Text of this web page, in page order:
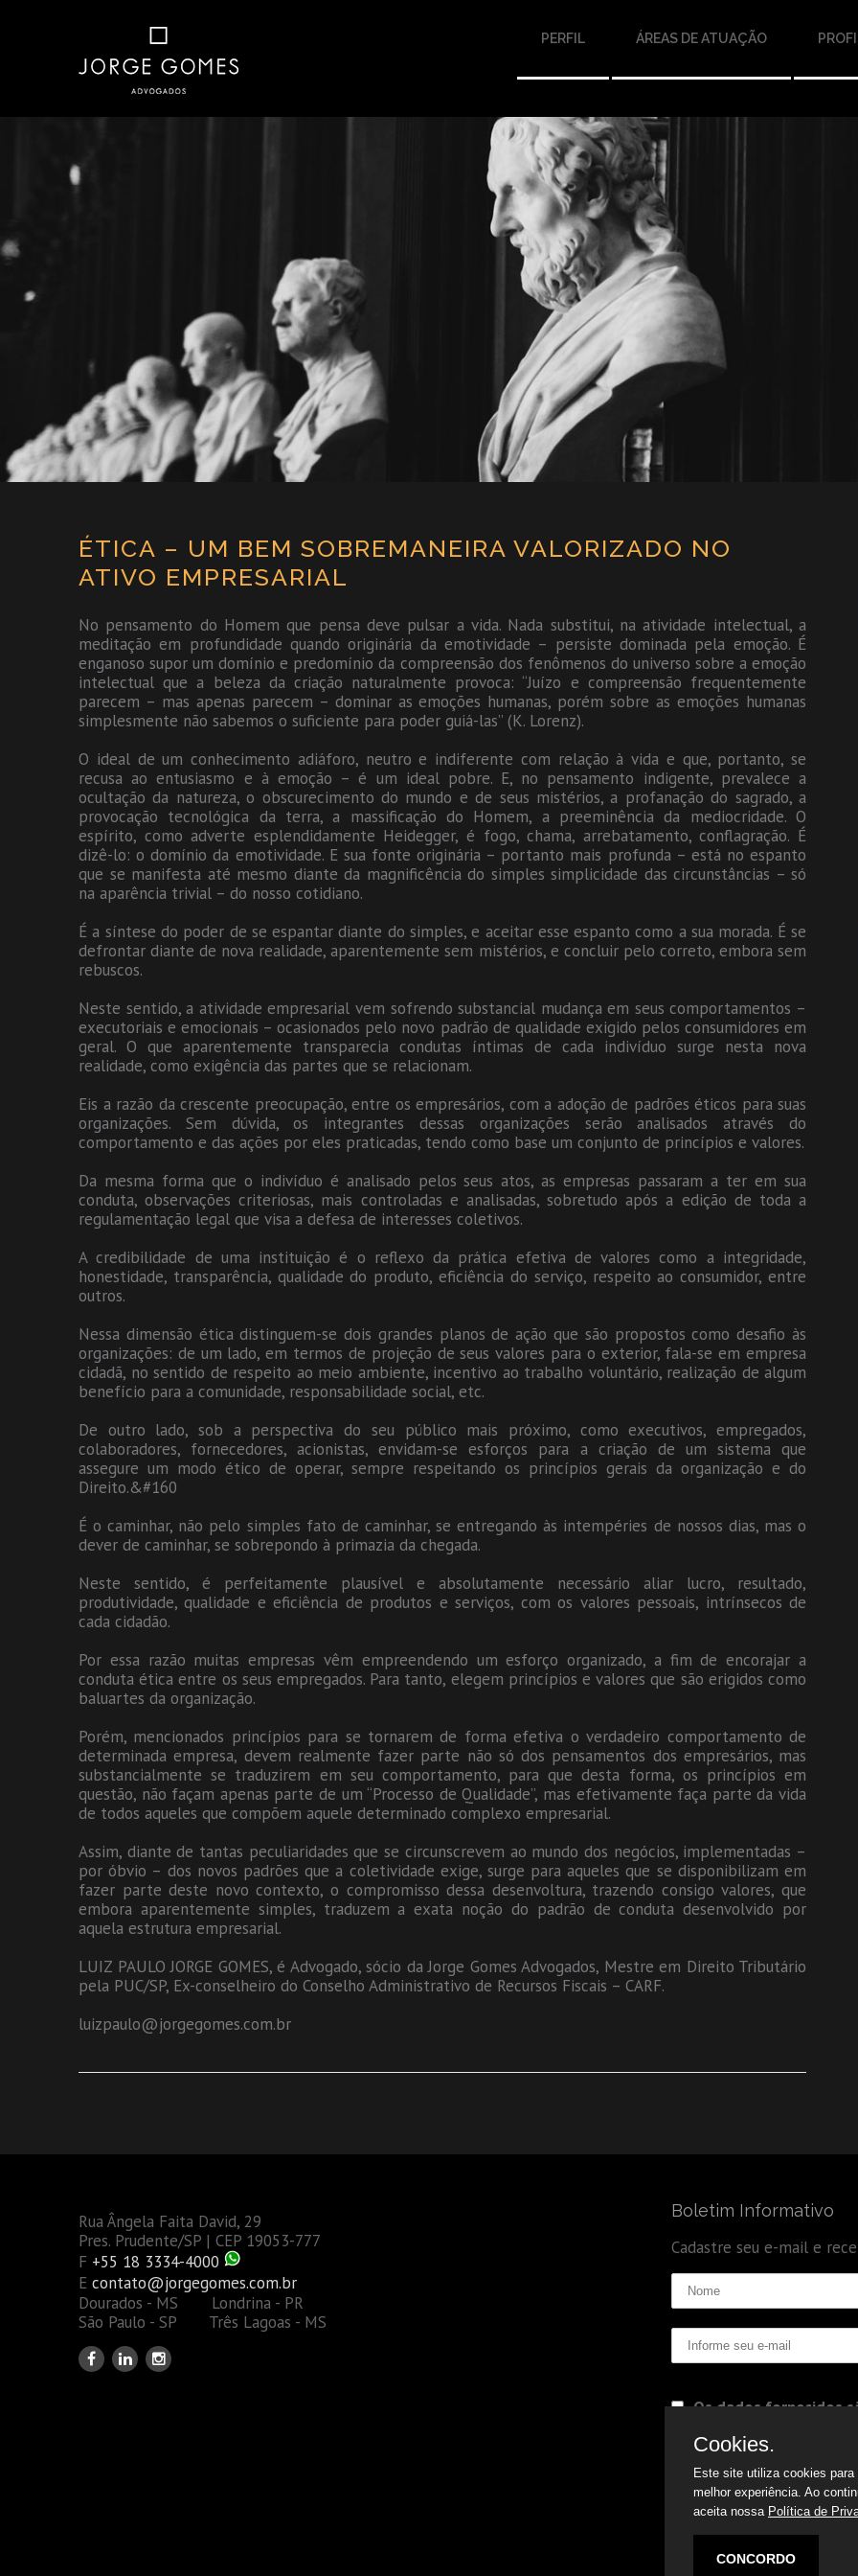
PERFIL ÁREAS DE ATUAÇÃO
ÉTICA – UM BEM SOBREMANEIRA VALORIZADO NO
ATIVO EMPRESARIAL
No pensamento do Homem que pensa deve pulsar a vida. Nada substitui, na atividade intelectual, a
meditação em profundidade quando originária da emotividade – persiste dominada pela emoção. É
enganoso supor um domínio e predomínio da compreensão dos fenômenos do universo sobre a emoção
intelectual que a beleza da criação naturalmente provoca: “Juízo e compreensão frequentemente
parecem – mas apenas parecem – dominar as emoções humanas, porém sobre as emoções humanas
simplesmente não sabemos o suficiente para poder guiá-las” (K. Lorenz).
O ideal de um conhecimento adiáforo, neutro e indiferente com relação à vida e que, portanto, se
recusa ao entusiasmo e à emoção – é um ideal pobre. E, no pensamento indigente, prevalece a
ocultação da natureza, o obscurecimento do mundo e de seus mistérios, a profanação do sagrado, a
provocação tecnológica da terra, a massificação do Homem, a preeminência da mediocridade. O
espírito, como adverte esplendidamente Heidegger, é fogo, chama, arrebatamento, conflagração. É
dizê-lo: o domínio da emotividade. E sua fonte originária – portanto mais profunda – está no espanto
que se manifesta até mesmo diante da magnificência do simples simplicidade das circunstâncias – só
na aparência trivial – do nosso cotidiano.
É a síntese do poder de se espantar diante do simples, e aceitar esse espanto como a sua morada. É se
defrontar diante de nova realidade, aparentemente sem mistérios, e concluir pelo correto, embora sem
rebuscos.
Neste sentido, a atividade empresarial vem sofrendo substancial mudança em seus comportamentos –
executoriais e emocionais – ocasionados pelo novo padrão de qualidade exigido pelos consumidores em
geral. O que aparentemente transparecia condutas íntimas de cada indivíduo surge nesta nova
realidade, como exigência das partes que se relacionam.
Eis a razão da crescente preocupação, entre os empresários, com a adoção de padrões éticos para suas
organizações. Sem dúvida, os integrantes dessas organizações serão analisados através do
comportamento e das ações por eles praticadas, tendo como base um conjunto de princípios e valores.
Da mesma forma que o indivíduo é analisado pelos seus atos, as empresas passaram a ter em sua
conduta, observações criteriosas, mais controladas e analisadas, sobretudo após a edição de toda a
regulamentação legal que visa a defesa de interesses coletivos.
A credibilidade de uma instituição é o reflexo da prática efetiva de valores como a integridade,
honestidade, transparência, qualidade do produto, eficiência do serviço, respeito ao consumidor, entre
outros.
Nessa dimensão ética distinguem-se dois grandes planos de ação que são propostos como desafio às
organizações: de um lado, em termos de projeção de seus valores para o exterior, fala-se em empresa
cidadã, no sentido de respeito ao meio ambiente, incentivo ao trabalho voluntário, realização de algum
benefício para a comunidade, responsabilidade social, etc.
De outro lado, sob a perspectiva do seu público mais próximo, como executivos, empregados,
colaboradores, fornecedores, acionistas, envidam-se esforços para a criação de um sistema que
assegure um modo ético de operar, sempre respeitando os princípios gerais da organização e do
Direito.&#160
É o caminhar, não pelo simples fato de caminhar, se entregando às intempéries de nossos dias, mas o
dever de caminhar, se sobrepondo à primazia da chegada.
Neste sentido, é perfeitamente plausível e absolutamente necessário aliar lucro, resultado,
produtividade, qualidade e eficiência de produtos e serviços, com os valores pessoais, intrínsecos de
cada cidadão.
Por essa razão muitas empresas vêm empreendendo um esforço organizado, a fim de encorajar a
conduta ética entre os seus empregados. Para tanto, elegem princípios e valores que são erigidos como
baluartes da organização.
Porém, mencionados princípios para se tornarem de forma efetiva o verdadeiro comportamento de
determinada empresa, devem realmente fazer parte não só dos pensamentos dos empresários, mas
substancialmente se traduzirem em seu comportamento, para que desta forma, os princípios em
questão, não façam apenas parte de um “Processo de Qualidade”, mas efetivamente faça parte da vida
de todos aqueles que compõem aquele determinado complexo empresarial.
Assim, diante de tantas peculiaridades que se circunscrevem ao mundo dos negócios, implementadas –
por óbvio – dos novos padrões que a coletividade exige, surge para aqueles que se disponibilizam em
fazer parte deste novo contexto, o compromisso dessa desenvoltura, trazendo consigo valores, que
embora aparentemente simples, traduzem a exata noção do padrão de conduta desenvolvido por
aquela estrutura empresarial.
LUIZ PAULO JORGE GOMES, é Advogado, sócio da Jorge Gomes Advogados, Mestre em Direito Tributário
pela PUC/SP, Ex-conselheiro do Conselho Administrativo de Recursos Fiscais – CARF.
luizpaulo@jorgegomes.com.br
Rua Ângela Faita David, 29
Pres. Prudente/SP | CEP 19053-777
F +55 18 3334-4000
E contato@jorgegomes.com.br
Dourados - MS Londrina - PR
São Paulo - SP Três Lagoas - MS
Boletim Informativo
Cadastre seu e-mail e
Os dados fornecidos
Cookies.
Este site utiliza cookies para
melhor experiência. Ao
aceita nossa Política de
CONCORDO